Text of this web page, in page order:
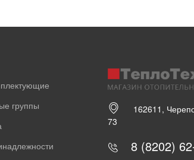
группы
162611,
73
8 (8202)